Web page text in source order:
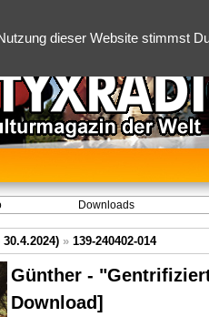
dieser Website stimmst
Downloads
» 139-240402-014
Günther -
Download]